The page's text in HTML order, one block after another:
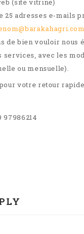
(site vitrine)
25 adresses e-mails
de bien vouloir nous
services, avec les
ou mensuelle).
votre retour
97986214